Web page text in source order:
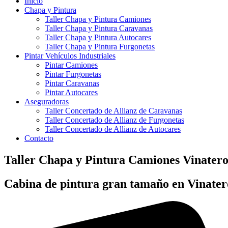
Chapa y Pintura
Taller Chapa y Pintura Camiones
Taller Chapa y Pintura Caravanas
Taller Chapa y Pintura Autocares
Taller Chapa y Pintura Furgonetas
Pintar Vehículos Industriales
Pintar Camiones
Pintar Furgonetas
Pintar Caravanas
Pintar Autocares
Aseguradoras
Taller Concertado de Allianz de Caravanas
Taller Concertado de Allianz de Furgonetas
Taller Concertado de Allianz de Autocares
Contacto
Taller Chapa y Pintura Camiones
Cabina de pintura gran tamaño en